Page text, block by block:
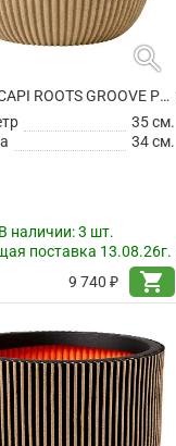
search
КАШПО CAPI ROOTS GROOVE PLANTER BALL BEIGE
35 см.
34 см.
наличии:3 шт.
поставка 13.08.26г.
9 740 ₽
shopping_cart